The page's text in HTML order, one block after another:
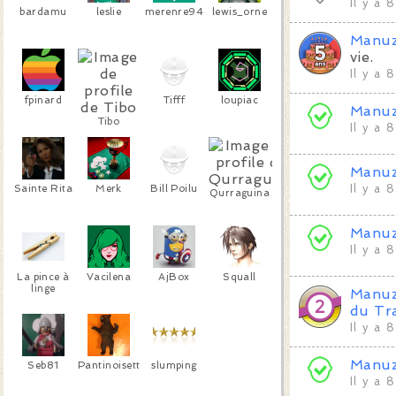
bardamu leslie merenre94 lewis_orne
fpinard
Tibo
Tifff loupiac
Sainte Rita Merk Bill Poilu Qurraguina
La pince à
linge
Vacilena AjBox Squall
Seb81 Pantinoisette slumping
Il y a
vie.
Il y a
Il y a
Il y a
Il y a
du
Il y a
Il y a